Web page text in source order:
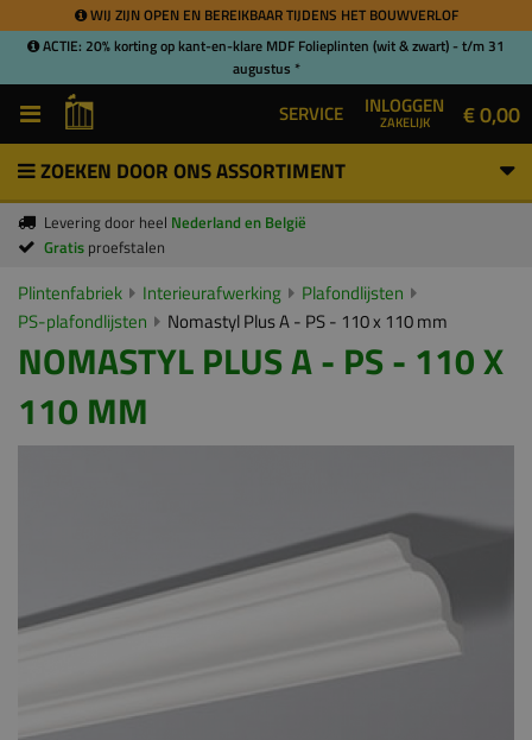
WIJ ZIJN OPEN EN BEREIKBAAR TIJDENS HET BOUWVERLOF
ACTIE: 20% korting op kant-en-klare MDF Folieplinten (wit & zwart) - t/m 31
augustus *
SERVICE INLOGGEN
ZAKELIJK € 0,00
ZOEKEN DOOR ONS ASSORTIMENT
Levering door heel Nederland en België
Gratis proefstalen
Plintenfabriek Interieurafwerking
Plafondlijsten
PS-plafondlijsten
Nomastyl Plus A - PS - 110 x 110 mm
NOMASTYL PLUS A - PS - 110 X
110 MM